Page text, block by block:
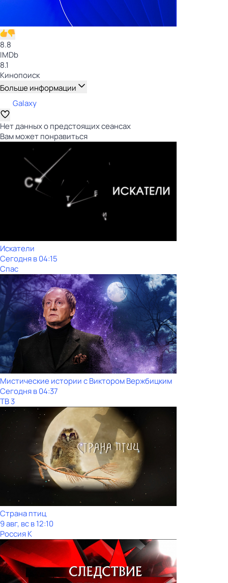
8.8
IMDb
8.1
Кинопоиск
Больше информации
Galaxy
Нет данных о предстоящих сеансах
Вам может понравиться
Искатели
Сегодня в 04:15
Спас
Мистические истории с Виктoром Bержбицким
Сегодня в 04:37
ТВ 3
Страна птиц
9 авг, вс в 12:10
Россия К